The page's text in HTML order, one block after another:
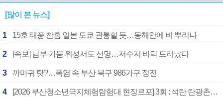
[많이 본 뉴스]
1 15호 태풍 찬홈 일본 도쿄 관통할 듯…동해안에 비 뿌리나
2 [속보] 남부 가뭄 위성서도 선명…저수지 바닥 드러났다
3 까마귀 탓?…폭염 속 부산 북구 986가구 정전
4 [2026 부산청소년극지체험탐험대 현장르포] 3회 : 석탄 탄광촌에서 북극 연구의 중심지로